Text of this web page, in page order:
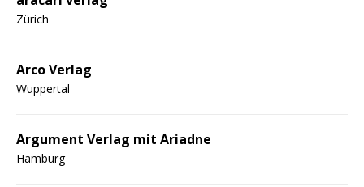
Zürich
Arco Verlag
Wuppertal
Argument Verlag mit Ariadne
Hamburg